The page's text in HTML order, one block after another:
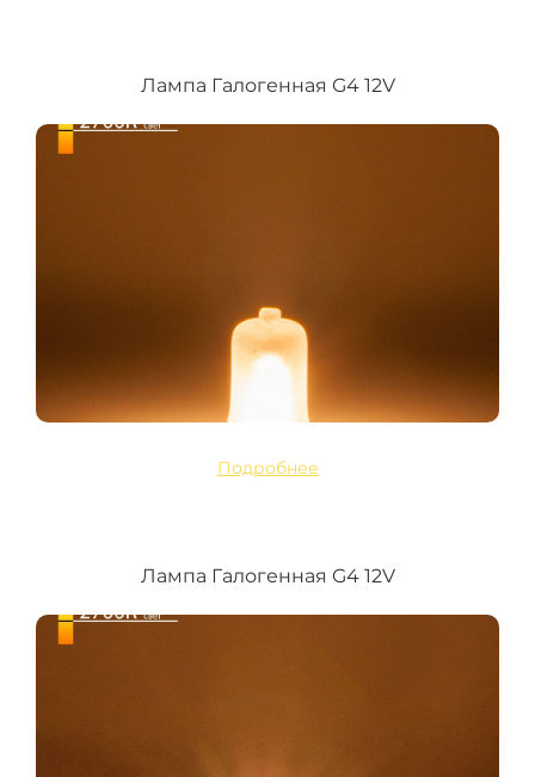
Лампа Галогенная G4 12V
Подробнее
Лампа Галогенная G4 12V